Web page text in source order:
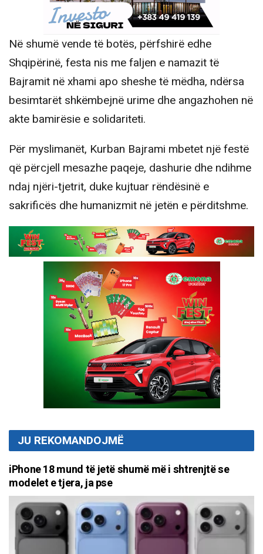
Në shumë vende të botës, përfshirë edhe
Shqipërinë, festa nis me faljen e namazit të
Bajramit në xhami apo sheshe të mëdha, ndërsa
besimtarët shkëmbejnë urime dhe angazhohen në
akte bamirësie e solidariteti.
Për myslimanët, Kurban Bajrami mbetet një festë
që përcjell mesazhe paqeje, dashurie dhe ndihme
ndaj njëri-tjetrit, duke kujtuar rëndësinë e
sakrificës dhe humanizmit në jetën e përditshme.
JU REKOMANDOJMË
iPhone 18 mund të jetë shumë më i shtrenjtë se
modelet e tjera, ja pse